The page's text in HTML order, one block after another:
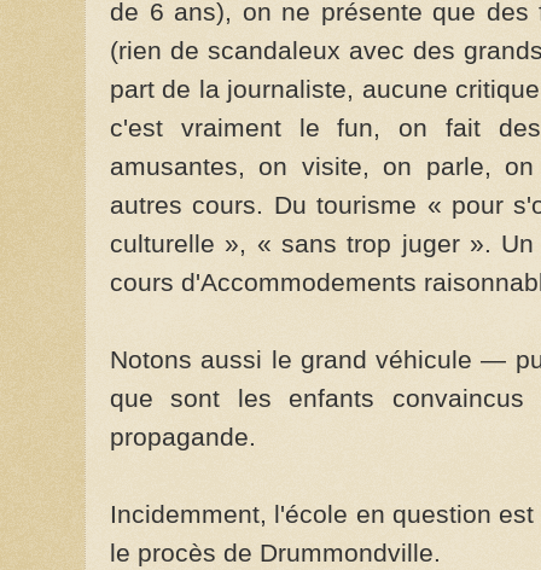
de 6 ans), on ne présente que
(rien de scandaleux avec des
part de la journaliste, aucune
c'est vraiment le fun, on fait
amusantes, on visite, on parle,
autres cours. Du tourisme « pour
culturelle », « sans trop juger ».
cours d'Accommodements
Notons aussi le grand véhicule —
que sont les enfants
propagande.
Incidemment, l'école en question
le procès de Drummondville.